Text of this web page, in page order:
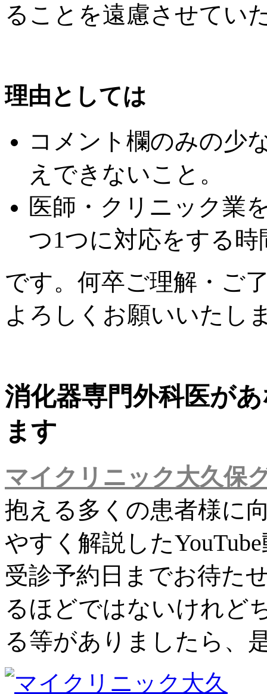
ることを遠慮させてい
理由としては
コメント欄のみの少
えできないこと。
医師・クリニック業
つ1つに対応をする
です。何卒ご理解・ご
よろしくお願いいたし
消化器専門外科医が
ます
マイクリニック大久保
抱える多くの患者様に
やすく解説した
受診予約日までお待た
るほどではないけれど
る等がありましたら、